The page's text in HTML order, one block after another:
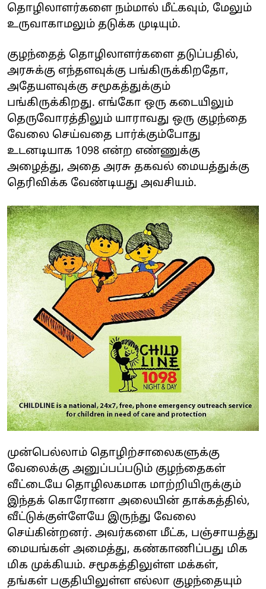
தொழிலாளர்களை நம்மால் மீட்கவும், மேலும்
உருவாகாமலும் தடுக்க முடியும்.
குழந்தைத் தொழிலாளர்களை தடுப்பதில்,
அரசுக்கு எந்தளவுக்கு பங்கிருக்கிறதோ,
அதேயளவுக்கு சமூகத்துக்கும்
பங்கிருக்கிறது. எங்கோ ஒரு கடையிலும்
தெருவோரத்திலும் யாராவது ஒரு குழந்தை
வேலை செய்வதை பார்க்கும்போது
உடனடியாக 1098 என்ற எண்ணுக்கு
அழைத்து, அதை அரசு தகவல் மையத்துக்கு
தெரிவிக்க வேண்டியது அவசியம்.
முன்பெல்லாம் தொழிற்சாலைகளுக்கு
வேலைக்கு அனுப்பப்படும் குழந்தைகள்
வீட்டையே தொழிலகமாக மாற்றியிருக்கும்
இந்தக் கொரோனா அலையின் தாக்கத்தில்,
வீட்டுக்குள்ளேயே இருந்து வேலை
செய்கின்றனர். அவர்களை மீட்க, பஞ்சாயத்து
மையங்கள் அமைத்து, கண்காணிப்பது மிக
மிக முக்கியம். சமூகத்திலுள்ள மக்கள்,
தங்கள் பகுதியிலுள்ள எல்லா குழந்தையும்